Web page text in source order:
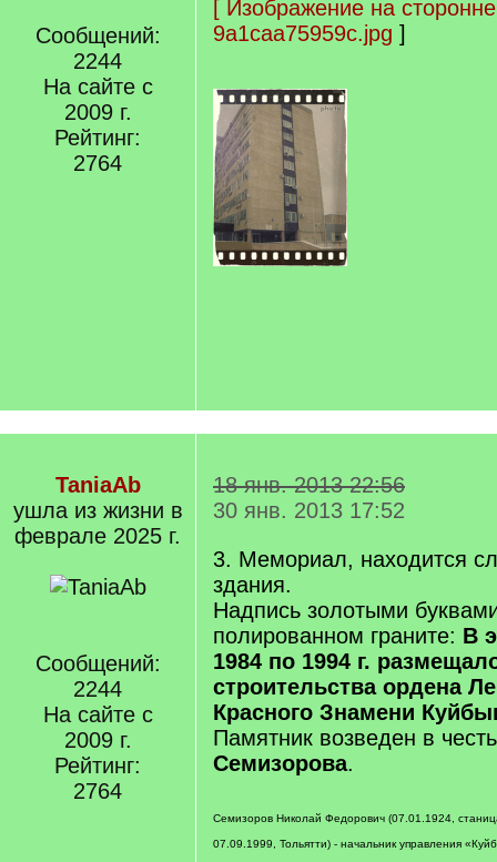
Сообщений:
2244
На сайте с
2009 г.
Рейтинг:
2764
[ Изображение на
9a1caa75959c.jpg ]
TaniaAb
ушла из жизни в
феврале 2025 г.
Сообщений:
2244
На сайте с
2009 г.
Рейтинг:
2764
18 янв. 2013 22:56
30 янв. 2013 17:52
3. Мемориал, находится
здания.
Надпись золотыми
полированном граните: В
1984 по 1994 г.
строительства ордена
Красного Знамени
Памятник возведен в
Семизорова.
Семизоров Николай Федорович (07.01.1924,
07.09.1999, Тольятти) - начальник управления